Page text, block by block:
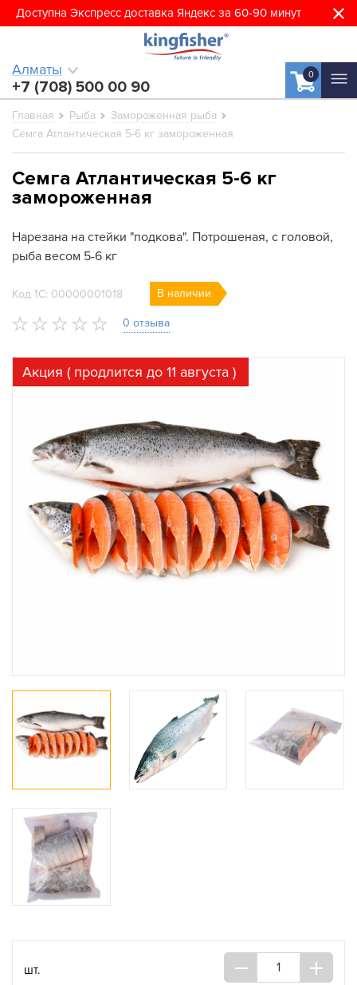
Доступна Экспресс доставка Яндекс за 60-90 минут
0
Алматы
+7 (708) 500 00 90
Главная Рыба
Замороженная рыба
Семга Атлантическая 5-6 кг замороженная
Семга Атлантическая 5-6 кг
замороженная
Нарезана на стейки "подкова". Потрошеная, с головой,
рыба весом 5-6 кг
Код 1С: 00000001018 В наличии
0 отзыва
Акция ( продлится до 11 августа )
шт.